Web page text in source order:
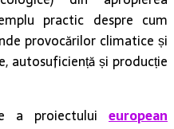
practic despre cum
provocărilor climatice și
autosuficiență și producție
a proiectului european